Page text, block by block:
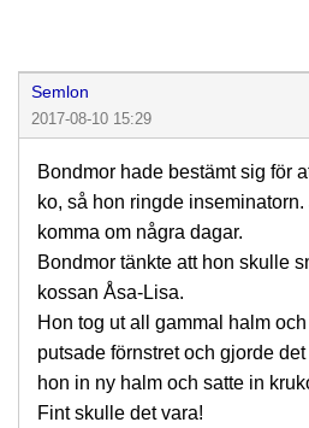
Semlon
2017-08-10 15:29
Bondmor hade bestämt sig för
ko, så hon ringde
komma om några dagar.
Bondmor tänkte att hon skulle
kossan Åsa-Lisa.
Hon tog ut all gammal halm
putsade förnstret och gjorde
hon in ny halm och satte in
Fint skulle det vara!